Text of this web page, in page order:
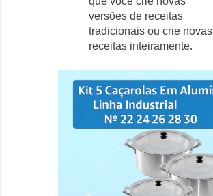
versões de receitas
tradicionais ou crie novas
receitas inteiramente.